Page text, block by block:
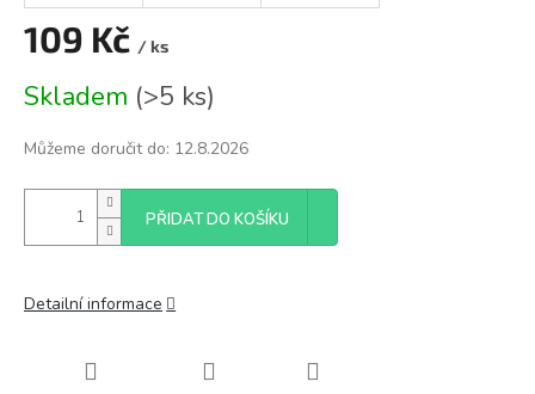
109 Kč / ks
cena:
Skladem (>5 ks)
Můžeme doručit do: 12.8.2026
PŘIDAT DO KOŠÍKU
Detailní informace